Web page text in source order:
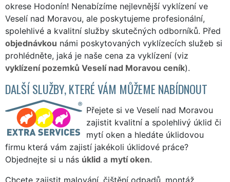
okrese Hodonín! Nenabízíme nejlevnější vyklízení ve
Veselí nad Moravou, ale poskytujeme profesionální,
spolehlivé a kvalitní služby skutečných odborníků. Před
objednávkou námi poskytovaných vyklízecích služeb si
prohlédněte, jaká je naše cena za vyklízení (viz
vyklízení pozemků Veselí nad Moravou ceník).
DALŠÍ SLUŽBY, KTERÉ VÁM MŮŽEME NABÍDNOUT
Přejete si ve Veselí nad Moravou
zajistit kvalitní a spolehlivý úklid či
mytí oken a hledáte úklidovou
firmu která vám zajistí jakékoli úklidové práce?
Objednejte si u nás úklid a mytí oken.
Chcete zajistit malování, čištění odpadů, montáž